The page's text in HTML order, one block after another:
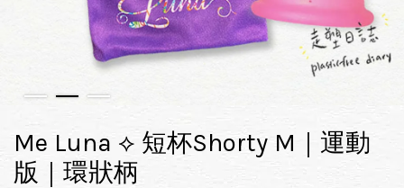
Me Luna ⟡ 短杯Shorty M｜運動
版｜環狀柄